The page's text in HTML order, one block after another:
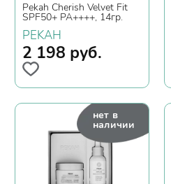
Pekah Cherish Velvet Fit
SPF50+ PA++++, 14гр.
PEKAH
2 198 руб.
нет в
наличии